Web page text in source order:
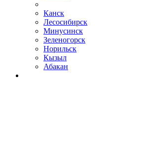
Канск
Лесосибирск
Минусинск
Зеленогорск
Норильск
Кызыл
Абакан